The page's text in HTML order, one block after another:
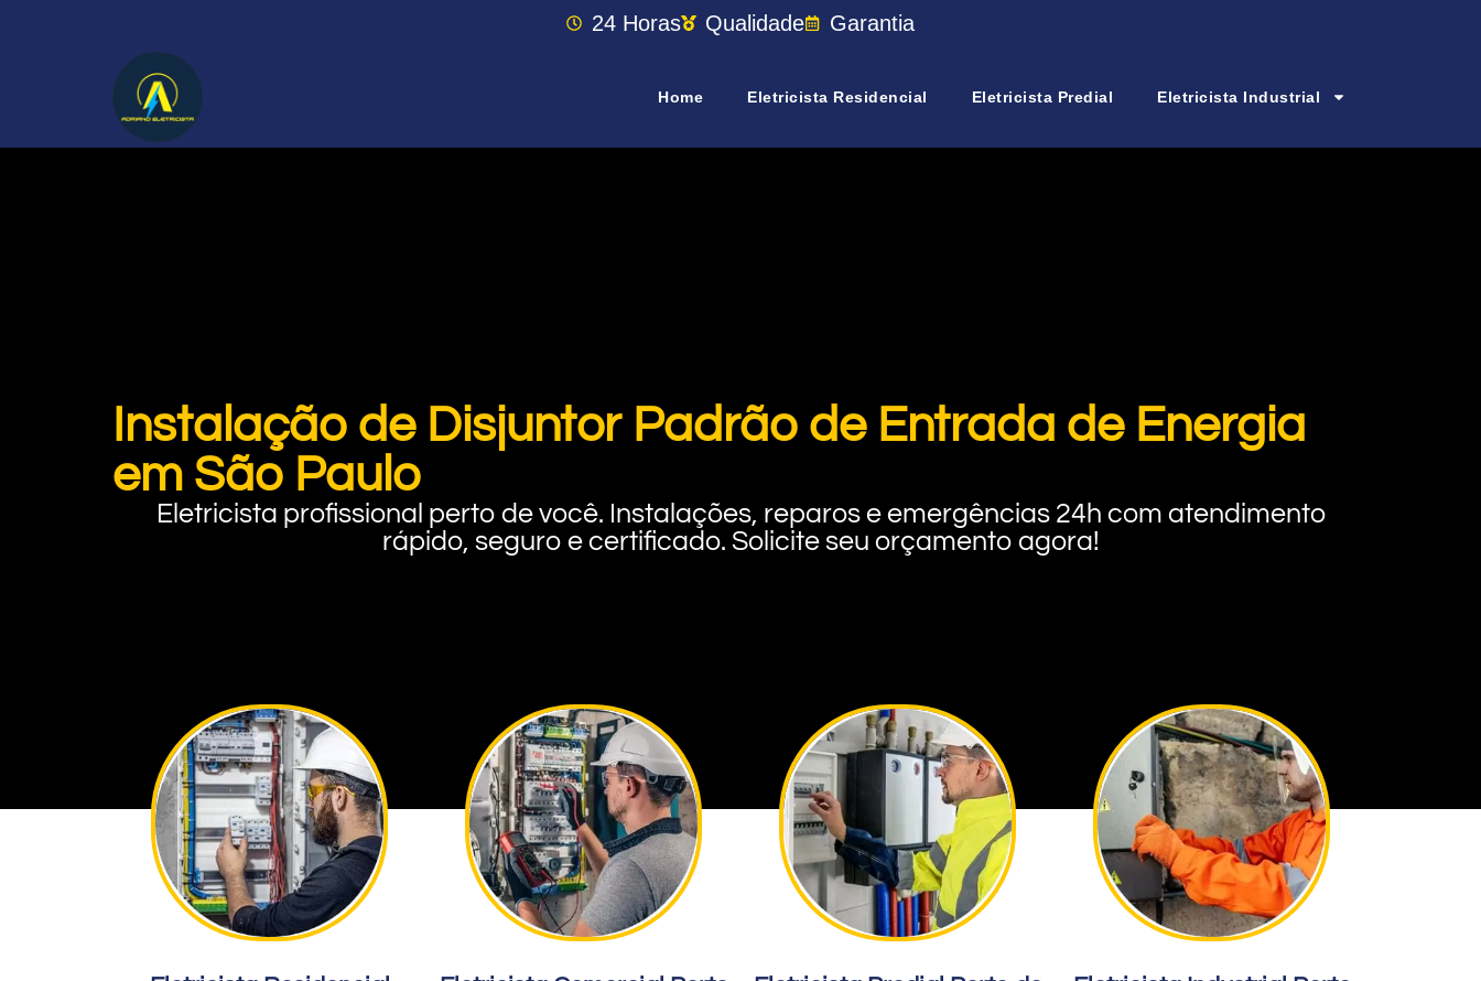
24 Horas Qualidade Garantia
Home Eletricista Residencial Eletricista Predial Eletricista Industrial
Instalação de Disjuntor Padrão de Entrada de Energia
em São Paulo
Eletricista profissional perto de você. Instalações, reparos e emergências 24h com atendimento
rápido, seguro e certificado. Solicite seu orçamento agora!